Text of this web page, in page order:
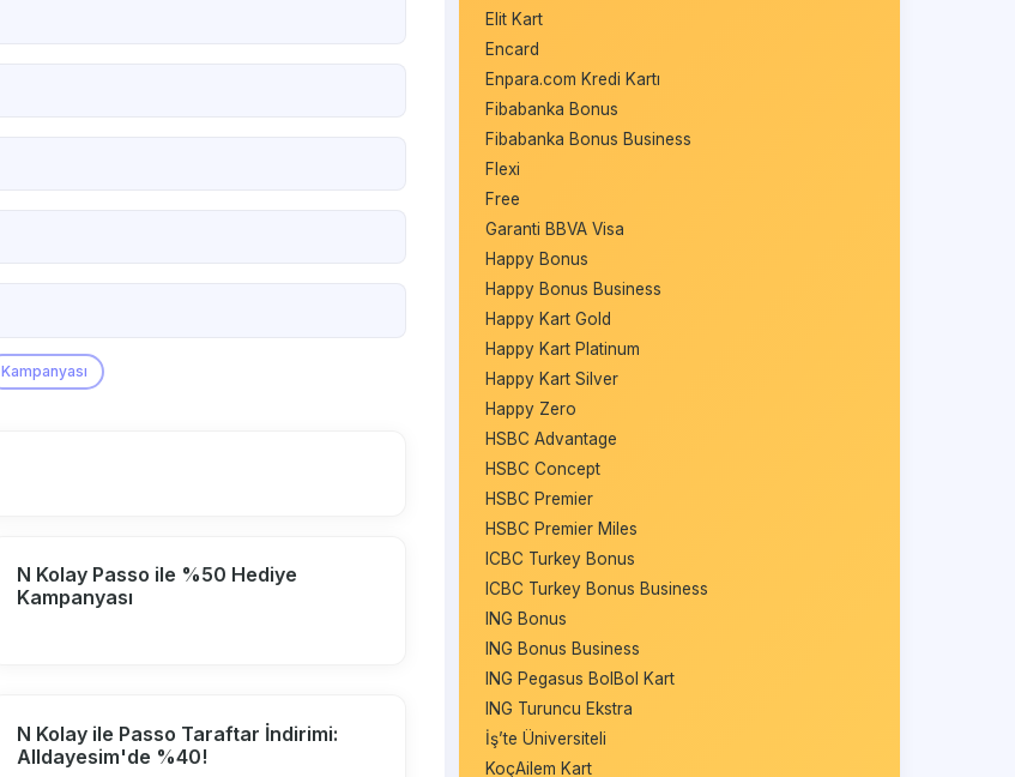
Kampanyası
N Kolay Passo ile %50 Hediye
Kampanyası
N Kolay ile Passo Taraftar İndirimi:
Alldayesim'de %40!
Elit Kart
Encard
Enpara.com Kredi Kartı
Fibabanka Bonus
Fibabanka Bonus Business
Flexi
Free
Garanti BBVA Visa
Happy Bonus
Happy Bonus Business
Happy Kart Gold
Happy Kart Platinum
Happy Kart Silver
Happy Zero
HSBC Advantage
HSBC Concept
HSBC Premier
HSBC Premier Miles
ICBC Turkey Bonus
ICBC Turkey Bonus Business
ING Bonus
ING Bonus Business
ING Pegasus BolBol Kart
ING Turuncu Ekstra
İş’te Üniversiteli
KoçAilem Kart